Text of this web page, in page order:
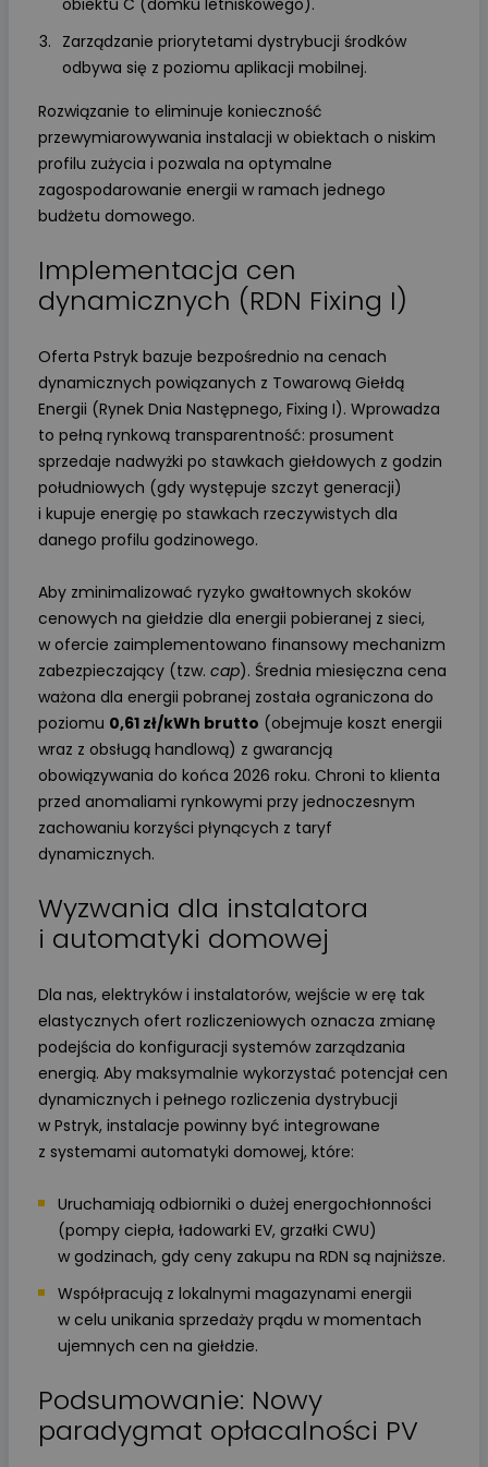
Zarządzanie priorytetami dystrybucji środków
odbywa się z poziomu aplikacji mobilnej.
Rozwiązanie to eliminuje konieczność
przewymiarowywania instalacji w obiektach o niskim
profilu zużycia i pozwala na optymalne
zagospodarowanie energii w ramach jednego
budżetu domowego.
Implementacja cen
dynamicznych (RDN Fixing I)
Oferta Pstryk bazuje bezpośrednio na cenach
dynamicznych powiązanych z Towarową Giełdą
Energii (Rynek Dnia Następnego, Fixing I). Wprowadza
to pełną rynkową transparentność: prosument
sprzedaje nadwyżki po stawkach giełdowych z godzin
południowych (gdy występuje szczyt generacji)
i kupuje energię po stawkach rzeczywistych dla
danego profilu godzinowego.
Aby zminimalizować ryzyko gwałtownych skoków
cenowych na giełdzie dla energii pobieranej z sieci,
w ofercie zaimplementowano finansowy mechanizm
zabezpieczający (tzw. cap). Średnia miesięczna cena
ważona dla energii pobranej została ograniczona do
poziomu 0,61 zł/kWh brutto (obejmuje koszt energii
wraz z obsługą handlową) z gwarancją
obowiązywania do końca 2026 roku. Chroni to klienta
przed anomaliami rynkowymi przy jednoczesnym
zachowaniu korzyści płynących z taryf
dynamicznych.
Wyzwania dla instalatora
i automatyki domowej
Dla nas, elektryków i instalatorów, wejście w erę tak
elastycznych ofert rozliczeniowych oznacza zmianę
podejścia do konfiguracji systemów zarządzania
energią. Aby maksymalnie wykorzystać potencjał cen
dynamicznych i pełnego rozliczenia dystrybucji
w Pstryk, instalacje powinny być integrowane
z systemami automatyki domowej, które:
Uruchamiają odbiorniki o dużej energochłonności
(pompy ciepła, ładowarki EV, grzałki CWU)
w godzinach, gdy ceny zakupu na RDN są najniższe.
Współpracują z lokalnymi magazynami energii
w celu unikania sprzedaży prądu w momentach
ujemnych cen na giełdzie.
Podsumowanie: Nowy
paradygmat opłacalności PV